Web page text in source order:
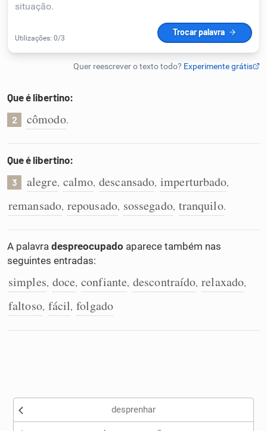
Detector de IA
Cata-letras
Conexões
Caça-palavras
Dicionário
Sinônimos
Que é libertino:
2 cômodo.
Que é libertino:
3 alegre, calmo, descansado, imperturbado,
remansado, repousado, sossegado, tranquilo.
A palavra despreocupado aparece também nas
seguintes entradas:
simples, doce, confiante, descontraído, relaxado,
faltoso, fácil, folgado
desprenhar